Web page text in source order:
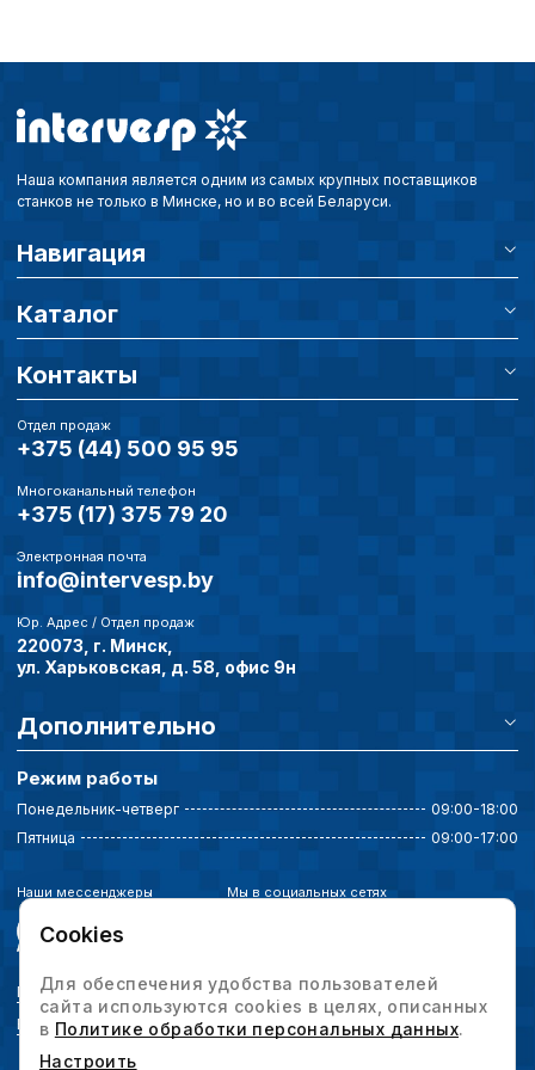
Наша компания является одним из самых крупных поставщиков
станков не только в Минске, но и во всей Беларуси.
Навигация
Каталог
Контакты
Отдел продаж
+375 (44) 500 95 95
Многоканальный телефон
+375 (17) 375 79 20
Электронная почта
info@intervesp.by
Юр. Адрес / Отдел продаж
220073, г. Минск,
ул. Харьковская, д. 58, офис 9н
Дополнительно
Режим работы
Понедельник-четверг
09:00-18:00
Пятница
09:00-17:00
Наши мессенджеры Мы в социальных сетях
Политика конфиденциальности
Выбор настроек cookie
Cookies
Для обеспечения удобства пользователей
сайта используются cookies в целях, описанных
в Политике обработки персональных данных.
Настроить
Внимание:
cookie файлов не
пользователей
наиболее и
совершенствованию